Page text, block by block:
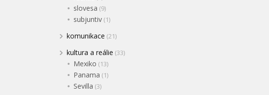
slovesa (9)
subjuntiv(1)
komunikace (21)
kultura a reálie (33)
Mexiko (13)
Panama (1)
Sevilla (3)